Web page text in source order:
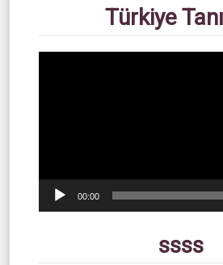
Türkiye
00:00
ssss